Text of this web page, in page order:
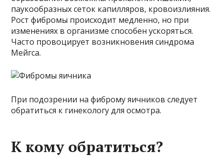
паукообразных сеток капилляров, кровоизлияния.
Рост фибромы происходит медленно, но при
изменениях в организме способен ускоряться.
Часто провоцирует возникновения синдрома
Мейгса.
При подозрении на фиброму яичников следует
обратиться к гинекологу для осмотра.
К кому обратиться?